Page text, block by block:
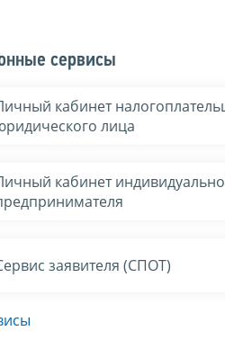
сервисы
кабинет
лица
кабинет
заявителя (СПОТ)